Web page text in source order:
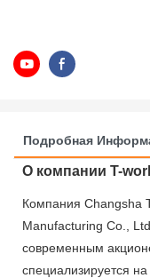
Подробная
О компании T-
Компания Changsha
Manufacturing Co.,
современным
специализируется